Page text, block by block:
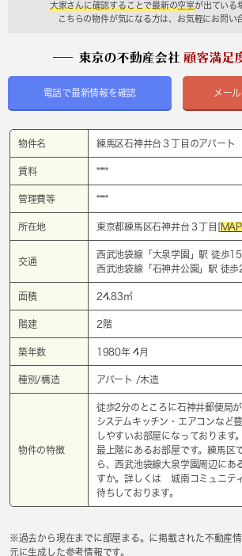
大家さんに確認することで最新の空室が出ている
こちらの物件が気になる方は、お気軽にお問い
電話で最新情報を確認 メー
物件名 練馬区石神井台３丁目のアパート
賃料 ****
管理費等 ****
所在地 東京都練馬区石神井台３丁目[MAP
交通
西武池袋線「 大泉学園 」駅 徒歩
西武池袋線「 石神井公園 」駅 徒
面積 24.83㎡
階建 2階
築年数 1980年 4月
種別/構造 アパート /木造
物件の特徴
徒歩2分のところに石神井郵便局
システムキッチン・エアコンなど
しやすいお部屋になっております
最上階にあるお部屋です。練馬区
ら、西武池袋線大泉学園周辺にあ
すか。詳しくは 城南コミュニテ
待ちしております。
※過去から現在までに部屋まる。に掲載された不動産
元に生成した参考情報です。